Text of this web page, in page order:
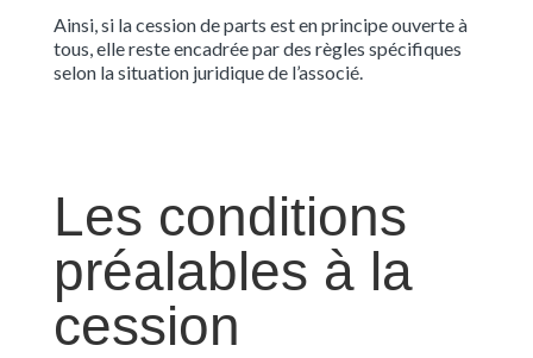
Ainsi, si la cession de parts est en principe ouverte à
tous, elle reste encadrée par des règles spécifiques
selon la situation juridique de l’associé.
Les conditions
préalables à la
cession